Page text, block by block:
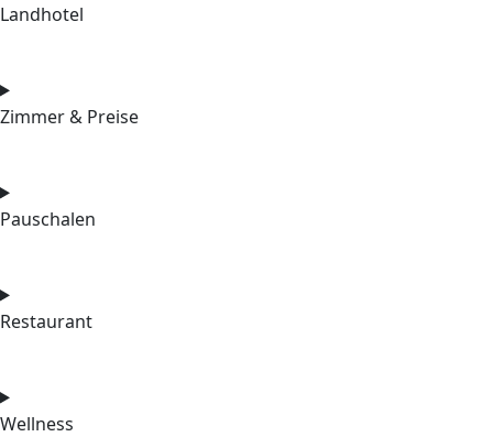
Landhotel
Zimmer & Preise
Pauschalen
Restaurant
Wellness